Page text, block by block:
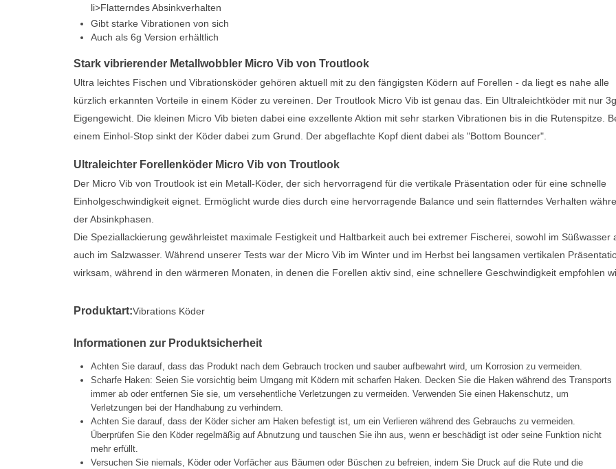
li>Flatterndes Absinkverhalten
Gibt starke Vibrationen von sich
Auch als 6g Version erhältlich
Stark vibrierender Metallwobbler Micro Vib von Troutlook
Ultra leichtes Fischen und Vibrationsköder gehören aktuell mit zu den fängigsten Ködern auf Forellen - da liegt es nahe alle
kürzlich erkannten Vorteile in einem Köder zu vereinen. Der Troutlook Micro Vib ist genau das. Ein Ultraleichtköder mit nur 3g
Eigengewicht. Die kleinen Micro Vib bieten dabei eine exzellente Aktion mit sehr starken Vibrationen bis in die Rutenspitze.
einem Einhol-Stop sinkt der Köder dabei zum Grund. Der abgeflachte Kopf dient dabei als "Bottom Bouncer".
Ultraleichter Forellenköder Micro Vib von Troutlook
Der Micro Vib von Troutlook ist ein Metall-Köder, der sich hervorragend für die vertikale Präsentation oder für eine schnelle
Einholgeschwindigkeit eignet. Ermöglicht wurde dies durch eine hervorragende Balance und sein flatterndes Verhalten
der Absinkphasen.
Die Speziallackierung gewährleistet maximale Festigkeit und Haltbarkeit auch bei extremer Fischerei, sowohl im Süßwasser
auch im Salzwasser. Während unserer Tests war der Micro Vib im Winter und im Herbst bei langsamen vertikalen
wirksam, während in den wärmeren Monaten, in denen die Forellen aktiv sind, eine schnellere Geschwindigkeit empfohlen
Produktart:Vibrations Köder
Informationen zur Produktsicherheit
Achten Sie darauf, dass das Produkt nach dem Gebrauch trocken und sauber aufbewahrt wird, um Korrosion zu vermeiden.
Scharfe Haken: Seien Sie vorsichtig beim Umgang mit Ködern mit scharfen Haken. Decken Sie die Haken während des Transports
immer ab oder entfernen Sie sie, um versehentliche Verletzungen zu vermeiden. Verwenden Sie einen Hakenschutz, um
Verletzungen bei der Handhabung zu verhindern.
Achten Sie darauf, dass der Köder sicher am Haken befestigt ist, um ein Verlieren während des Gebrauchs zu vermeiden.
Überprüfen Sie den Köder regelmäßig auf Abnutzung und tauschen Sie ihn aus, wenn er beschädigt ist oder seine Funktion nicht
mehr erfüllt.
Versuchen Sie niemals, Köder oder Vorfächer aus Bäumen oder Büschen zu befreien, indem Sie Druck auf die Rute und die